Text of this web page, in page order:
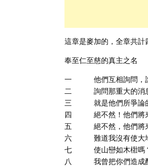
這章是麥加的，全章共計
奉至仁至慈的真主之名
一 他們互相詢問，詢
二 詢問那重大的消
三 就是他們所爭論的
四 絕不然！他們將來
五 絕不然，他們將來
六 難道我沒有使大地
七 使山巒如木梉嗎
八 我曾把你們造成